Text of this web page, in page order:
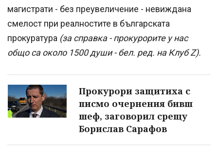
магистрати - без преувеличение - невиждана
смелост при реалностите в българската
прокуратура (за справка - прокурорите у нас
общо са около 1500 души - бел. ред. на Клуб Z).
Прокурори защитиха с
писмо очернения бивш
шеф, заговорил срещу
Борислав Сарафов